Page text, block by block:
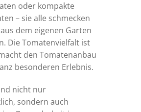
oder kompakte
– sie alle schmecken
dem eigenen Garten
Die Tomatenvielfalt ist
den Tomatenanbau
besonderen Erlebnis.
nicht nur
sondern auch